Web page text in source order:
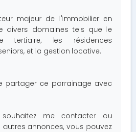
majeur de l'immobilier en
divers domaines tels que le
tertiaire, les résidences
et la gestion locative."
partager ce parrainage avec
me contacter ou
annonces, vous pouvez